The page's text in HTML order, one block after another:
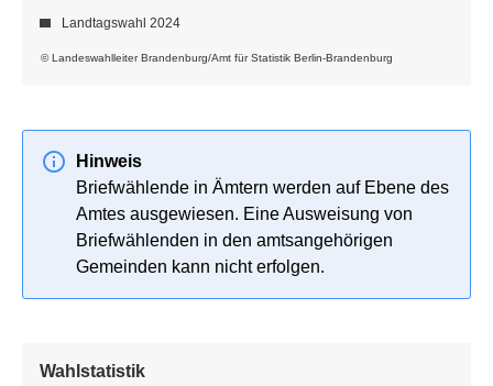
© Landeswahlleiter Brandenburg/Amt für Statistik Berlin-Brandenburg
Landtagswahl 2024
Hinweis
Briefwählende in Ämtern werden auf Ebene des
Amtes ausgewiesen. Eine Ausweisung von
Briefwählenden in den amtsangehörigen
Gemeinden kann nicht erfolgen.
Wahlstatistik